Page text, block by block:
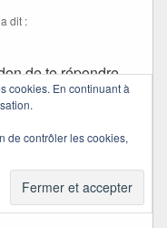
a dit :
de te répondre
régions
cookies. En continuant à
de contrôler les cookies,